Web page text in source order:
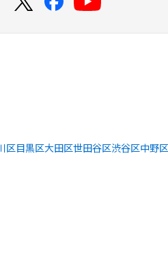
区目黒区大田区世田谷区渋谷区中野区